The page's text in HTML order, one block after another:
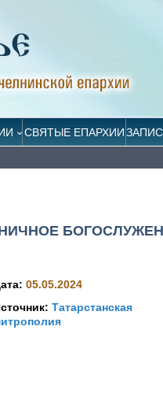
СВЯТЫЕ ЕПАРХИИ
05.05.2024
Татарстанская